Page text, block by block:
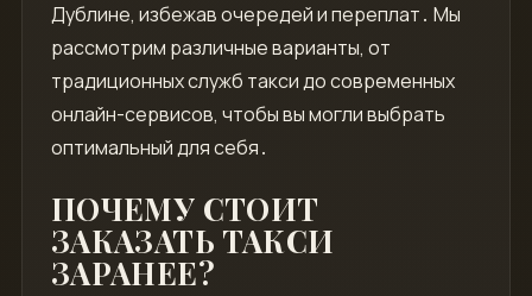
Дублине, избежав очередей и переплат․ Мы
рассмотрим различные варианты, от
традиционных служб такси до современных
онлайн-сервисов, чтобы вы могли выбрать
оптимальный для себя․
ПОЧЕМУ СТОИТ
ЗАКАЗАТЬ ТАКСИ
ЗАРАНЕЕ?